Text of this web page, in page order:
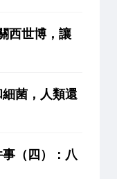
西世博，讓
菌，人類還
（四）：八